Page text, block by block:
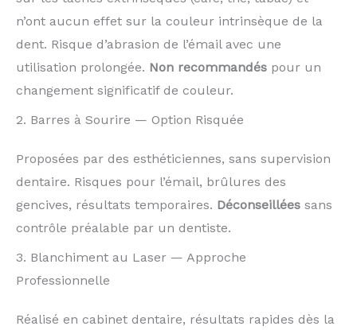
n’ont aucun effet sur la couleur intrinsèque de la
dent. Risque d’abrasion de l’émail avec une
utilisation prolongée. Non recommandés pour un
changement significatif de couleur.
2. Barres à Sourire — Option Risquée
Proposées par des esthéticiennes, sans supervision
dentaire. Risques pour l’émail, brûlures des
gencives, résultats temporaires. Déconseillées sans
contrôle préalable par un dentiste.
3. Blanchiment au Laser — Approche
Professionnelle
Réalisé en cabinet dentaire, résultats rapides dès la